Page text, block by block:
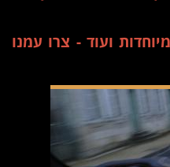
ועוד - צרו עמנו